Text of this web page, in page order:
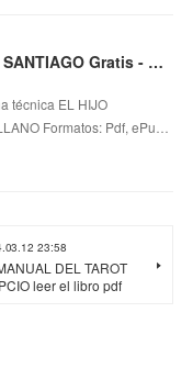
Descargar EL HIJO OLVIDADO MIKEL SANTIAGO Gratis - EPUB, PDF y MOBI
técnica EL HIJO
Formatos: Pdf, ePu…
23:58
DEL TAROT
leer el libro pdf